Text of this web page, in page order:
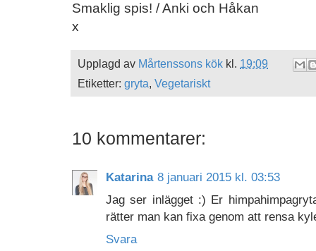
Smaklig spis! / Anki och Håkan
x
Upplagd av Mårtenssons kök kl. 19:09
Etiketter: gryta, Vegetariskt
10 kommentarer:
Katarina 8 januari 2015 kl. 03:53
Jag ser inlägget :) Er
rätter man kan fixa genom att rensa
Svara